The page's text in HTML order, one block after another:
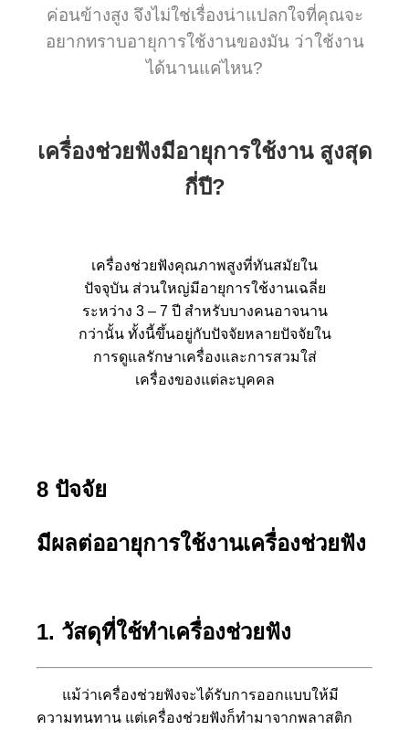
ค่อนข้างสูง จึงไม่ใช่เรื่องน่าแปลกใจที่คุณจะ
อยากทราบอายุการใช้งานของมัน ว่าใช้งาน
ได้นานแค่ไหน?
เครื่องช่วยฟังมีอายุการใช้งาน สูงสุด
กี่ปี?
เครื่องช่วยฟังคุณภาพสูงที่ทันสมัยใน
ปัจจุบัน ส่วนใหญ่มีอายุการใช้งานเฉลี่ย
ระหว่าง 3 – 7 ปี สำหรับบางคนอาจนาน
กว่านั้น ทั้งนี้ขึ้นอยู่กับปัจจัยหลายปัจจัยใน
การดูแลรักษาเครื่องและการสวมใส่
เครื่องของแต่ละบุคคล
8 ปัจจัย
มีผลต่ออายุการใช้งานเครื่องช่วยฟัง
1. วัสดุที่ใช้ทำเครื่องช่วยฟัง
แม้ว่าเครื่องช่วยฟังจะได้รับการออกแบบให้มี
ความทนทาน แต่เครื่องช่วยฟังก็ทำมาจากพลาสติก